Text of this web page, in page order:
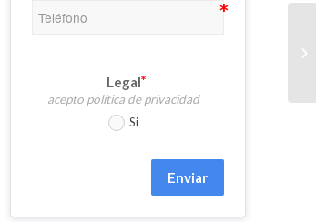
Legal
acepto política de privacidad
Si
Enviar